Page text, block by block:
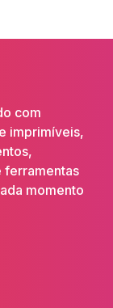
com
imprimíveis,
ferramentas
momento